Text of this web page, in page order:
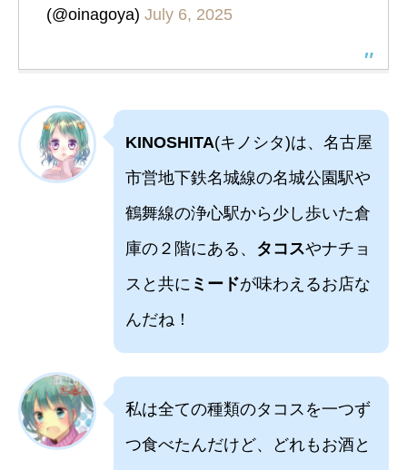
(@oinagoya) July 6, 2025
KINOSHITA(キノシタ)は、名古屋
市営地下鉄名城線の名城公園駅や
鶴舞線の浄心駅から少し歩いた倉
庫の２階にある、 タコスやナチョ
スと共に ミードが味わえるお店な
んだね！
私は全ての種類のタコスを一つず
つ食べたんだけど、どれもお酒と